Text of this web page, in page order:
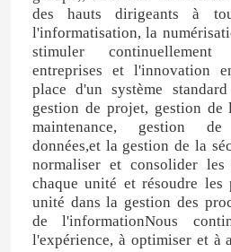
Urée
engrais azoté-potassique
Engrais composé
Nitrate de calcium et
Melamine
des hauts dirigeants à
l'informatisation, la
stimuler
entreprises et l'innovation
place d'un système
gestion de projet, gestion
maintenance, gestion
données,et la gestion de la
normaliser et consolider les
chaque unité et résoudre les
unité dans la gestion des
de l'informationNous
l'expérience, à optimiser et à